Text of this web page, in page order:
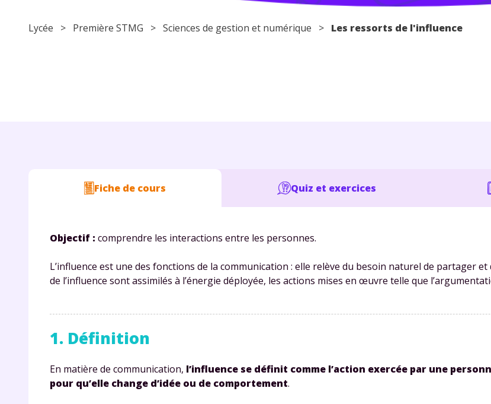
Lycée > Première STMG > Sciences de gestion et numérique > Les ressorts de l'influence
Fiche de cours Quiz et exercices
Objectif : comprendre les interactions entre les personnes.
L’influence est une des fonctions de la communication : elle relève du besoin naturel de partager
de l’influence sont assimilés à l’énergie déployée, les actions mises en œuvre telle que
1. Définition
En matière de communication, l’influence se définit comme l’action exercée par une
pour qu’elle change d’idée ou de comportement.